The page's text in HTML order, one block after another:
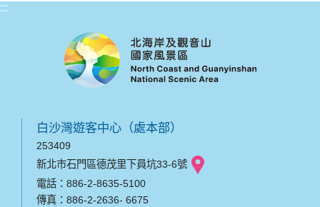
:::
白沙灣遊客中心（處本部）
253409
新北市石門區德茂里下員坑33-6號
電話：886-2-8635-5100
傳真：886-2-2636- 6675